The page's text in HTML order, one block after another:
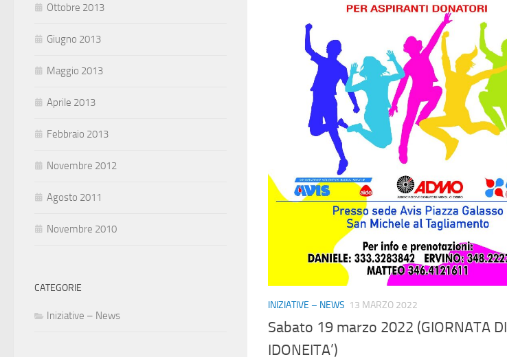
INIZIATIVE – NEWS 13 MARZO 2022
Sabato 19 marzo 2022 (GIORNATA DI
IDONEITA’)
Ottobre 2013
Giugno 2013
Maggio 2013
Aprile 2013
Febbraio 2013
Novembre 2012
Agosto 2011
Novembre 2010
CATEGORIE
Iniziative – News